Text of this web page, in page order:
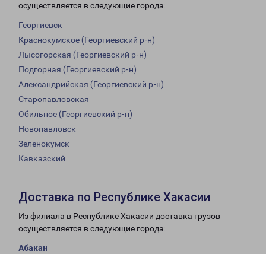
осуществляется в следующие города:
Георгиевск
Краснокумское (Георгиевский р-н)
Лысогорская (Георгиевский р-н)
Подгорная (Георгиевский р-н)
Александрийская (Георгиевский р-н)
Старопавловская
Обильное (Георгиевский р-н)
Новопавловск
Зеленокумск
Кавказский
Доставка по Республике Хакасии
Из филиала в Республике Хакасии доставка грузов
осуществляется в следующие города:
Абакан